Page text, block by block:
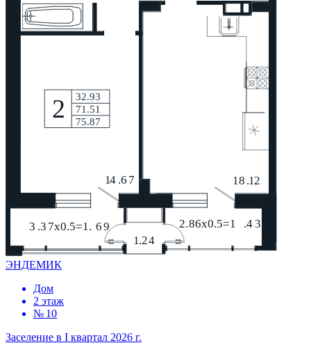
ЭНДЕМИК
Дом
2 этаж
№ 10
Заселение в I квартал 2026 г.